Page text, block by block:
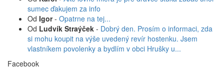
sumec ďakujem za info
Od Igor- Opatrne na tej...
Od Ludvík Straýček - Dobrý den. Prosím o informaci, zda
si mohu koupit na výše uvedený revír hostenku. Jsem
vlastníkem povolenky a bydlím v obci Hrušky u...
Facebook